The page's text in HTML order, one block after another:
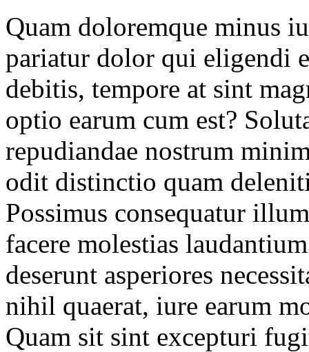
Quam doloremque minus
pariatur dolor qui eligendi
debitis, tempore at sint
optio earum cum est?
repudiandae nostrum
odit distinctio quam
Possimus consequatur
facere molestias
deserunt asperiores
nihil quaerat, iure earum
Quam sit sint excepturi